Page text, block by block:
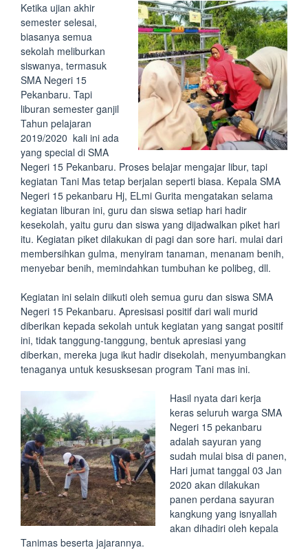
Ketika ujian akhir
semester selesai,
biasanya semua
sekolah meliburkan
siswanya, termasuk
SMA Negeri 15
Pekanbaru. Tapi
liburan semester ganjil
Tahun pelajaran
2019/2020 kali ini ada
yang special di SMA
Negeri 15 Pekanbaru. Proses belajar mengajar libur, tapi
kegiatan Tani Mas tetap berjalan seperti biasa. Kepala SMA
Negeri 15 pekanbaru Hj, ELmi Gurita mengatakan selama
kegiatan liburan ini, guru dan siswa setiap hari hadir
kesekolah, yaitu guru dan siswa yang dijadwalkan piket hari
itu. Kegiatan piket dilakukan di pagi dan sore hari. mulai dari
membersihkan gulma, menyiram tanaman, menanam benih,
menyebar benih, memindahkan tumbuhan ke polibeg, dll.
Kegiatan ini selain diikuti oleh semua guru dan siswa SMA
Negeri 15 Pekanbaru. Apresisasi positif dari wali murid
diberikan kepada sekolah untuk kegiatan yang sangat positif
ini, tidak tanggung-tanggung, bentuk apresiasi yang
diberkan, mereka juga ikut hadir disekolah, menyumbangkan
tenaganya untuk kesusksesan program Tani mas ini.
Hasil nyata dari kerja
keras seluruh warga SMA
Negeri 15 pekanbaru
adalah sayuran yang
sudah mulai bisa di panen,
Hari jumat tanggal 03 Jan
2020 akan dilakukan
panen perdana sayuran
kangkung yang isnyallah
akan dihadiri oleh kepala
Tanimas beserta jajarannya.